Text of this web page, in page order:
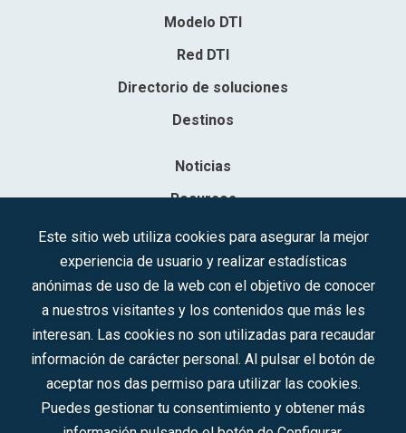
Modelo DTI
Red DTI
Directorio de soluciones
Destinos
Noticias
Recursos
Contacto
Sociedad Mercantil Estatal para la Gestión de la Innovación y las
Inscrita en el R.M. de Madrid, T, 12593, Se. 8, F. 129, H. 201.307.
C.I.F.: A-81/874.984
Síguenos en redes sociales:
Este sitio web utiliza cookies para asegurar la mejor
experiencia de usuario y realizar estadísticas
anónimas de uso de la web con el objetivo de conocer
a nuestros visitantes y los contenidos que más les
interesan. Las cookies no son utilizadas para recaudar
información de carácter personal. Al pulsar el botón de
aceptar nos das permiso para utilizar las cookies.
Puedes gestionar tu consentimiento y obtener más